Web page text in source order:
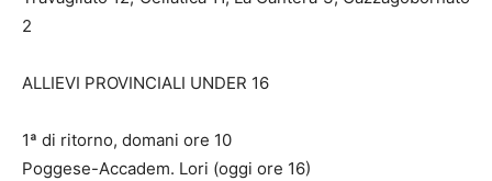
2
ALLIEVI PROVINCIALI UNDER 16
1ª di ritorno, domani ore 10
Poggese-Accadem. Lori (oggi ore 16)